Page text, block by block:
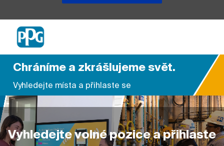
Chráníme a zkrášlujeme svět.
Vyhledejte místa a přihlaste se
Vyhledejte volné pozice a přihlaste